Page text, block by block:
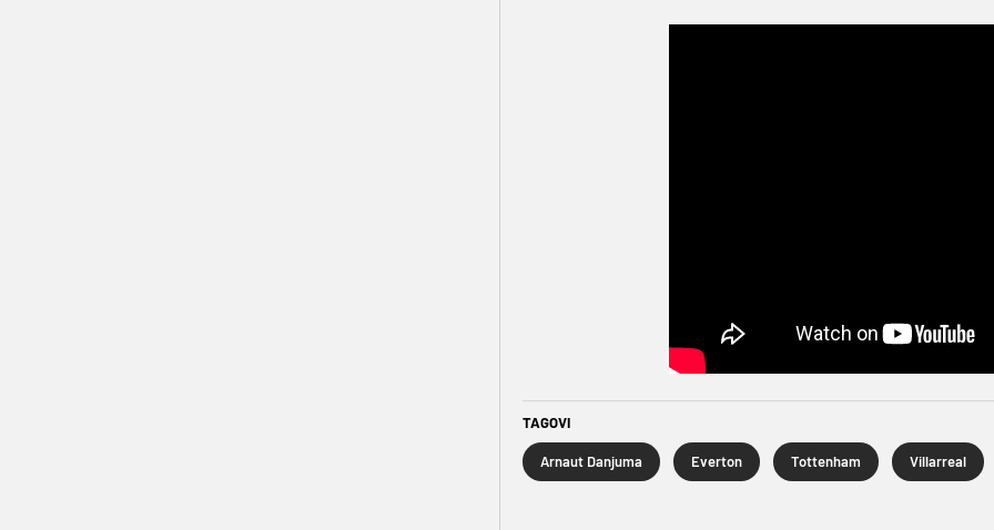
TAGOVI
Arnaut Danjuma Everton Tottenham Villarreal